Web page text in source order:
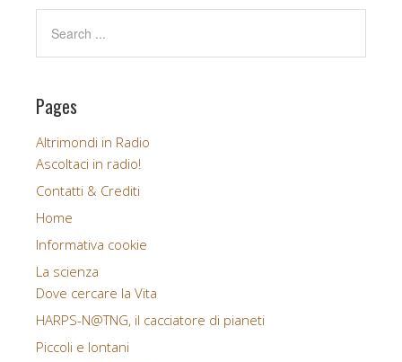
Pages
Altrimondi in Radio
Ascoltaci in radio!
Contatti & Crediti
Home
Informativa cookie
La scienza
Dove cercare la Vita
HARPS-N@TNG, il cacciatore di pianeti
Piccoli e lontani